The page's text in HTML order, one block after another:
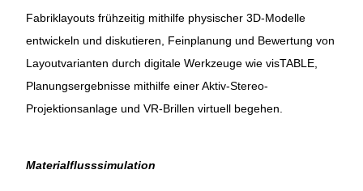
Fabriklayouts frühzeitig mithilfe physischer 3D-Modelle
entwickeln und diskutieren, Feinplanung und Bewertung von
Layoutvarianten durch digitale Werkzeuge wie visTABLE,
Planungsergebnisse mithilfe einer Aktiv-Stereo-
Projektionsanlage und VR-Brillen virtuell begehen.
Materialflusssimulation